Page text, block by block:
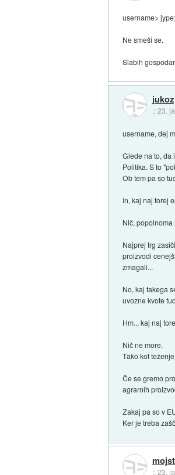
username>
Ne smeši se.
Slabih
jukoz
::23.
username, dej
Glede na to, da
Politika. S to
Ob tem pa so
In, kaj naj torej
Nič, popolnoma
Najprej trg
proizvodi
zmagali...
No, kaj takega
uvozne kvote
Hm... kaj naj
Nič ne more.
Tako kot
Če se gremo
agrarnih
Zakaj pa so v
Ker je treba
::23.